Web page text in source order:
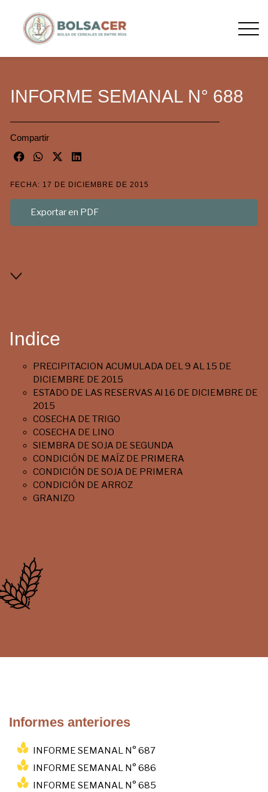
INFORME SEMANAL N° 688
Compartir
FECHA: 17 DE DICIEMBRE DE 2015
Exportar en PDF
Indice
PRECIPITACION ACUMULADA DEL 9 AL 15 DE
DICIEMBRE DE 2015
ESTADO DE LAS RESERVAS Al 16 DE DICIEMBRE DE
2015
COSECHA DE TRIGO
COSECHA DE LINO
SIEMBRA DE SOJA DE SEGUNDA
CONDICIÓN DE MAÍZ DE PRIMERA
CONDICIÓN DE SOJA DE PRIMERA
CONDICIÓN DE ARROZ
GRANIZO
Informes anteriores
INFORME SEMANAL N° 687
INFORME SEMANAL N° 686
INFORME SEMANAL N° 685